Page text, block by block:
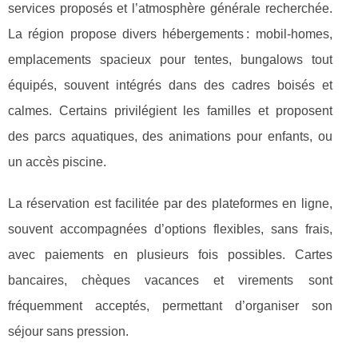
services proposés et l’atmosphère générale recherchée.
La région propose divers hébergements : mobil-homes,
emplacements spacieux pour tentes, bungalows tout
équipés, souvent intégrés dans des cadres boisés et
calmes. Certains privilégient les familles et proposent
des parcs aquatiques, des animations pour enfants, ou
un accès piscine.
La réservation est facilitée par des plateformes en ligne,
souvent accompagnées d’options flexibles, sans frais,
avec paiements en plusieurs fois possibles. Cartes
bancaires, chèques vacances et virements sont
fréquemment acceptés, permettant d’organiser son
séjour sans pression.